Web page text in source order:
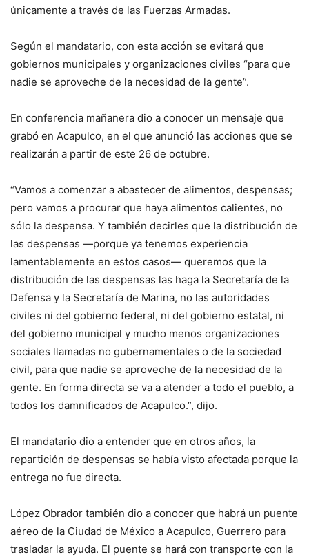
únicamente a través de las Fuerzas Armadas.
Según el mandatario, con esta acción se evitará que
gobiernos municipales y organizaciones civiles “para que
nadie se aproveche de la necesidad de la gente”.
En conferencia mañanera dio a conocer un mensaje que
grabó en Acapulco, en el que anunció las acciones que se
realizarán a partir de este 26 de octubre.
“Vamos a comenzar a abastecer de alimentos, despensas;
pero vamos a procurar que haya alimentos calientes, no
sólo la despensa. Y también decirles que la distribución de
las despensas —porque ya tenemos experiencia
lamentablemente en estos casos— queremos que la
distribución de las despensas las haga la Secretaría de la
Defensa y la Secretaría de Marina, no las autoridades
civiles ni del gobierno federal, ni del gobierno estatal, ni
del gobierno municipal y mucho menos organizaciones
sociales llamadas no gubernamentales o de la sociedad
civil, para que nadie se aproveche de la necesidad de la
gente. En forma directa se va a atender a todo el pueblo, a
todos los damnificados de Acapulco.”, dijo.
El mandatario dio a entender que en otros años, la
repartición de despensas se había visto afectada porque la
entrega no fue directa.
López Obrador también dio a conocer que habrá un puente
aéreo de la Ciudad de México a Acapulco, Guerrero para
trasladar la ayuda. El puente se hará con transporte con la